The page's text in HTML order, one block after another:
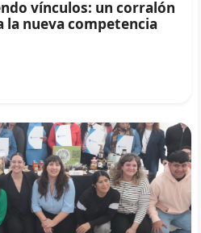
vínculos: un corralón
nueva competencia